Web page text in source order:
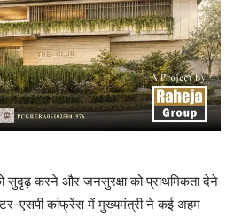
सुदृढ़ करने और जनसुरक्षा को प्राथमिकता देने
एसपी कांफ्रेंस में मुख्यमंत्री ने कई अहम